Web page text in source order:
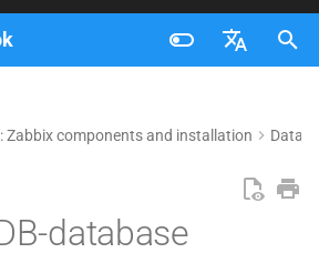
Nederlands
Brazilian Portuguese
de
Zabbix components and installation
database